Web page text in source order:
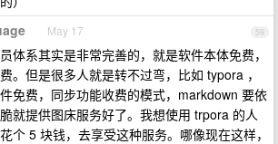
59
May 17
体系其实是非常完善的，就是软件本体免费，
。但是很多人就是转不过弯，比如 typora ，
免费，同步功能收费的模式，markdown 要依
就提供图床服务好了。我想使用 trpora 的人
个 5 块钱，去享受这种服务。哪像现在这样，